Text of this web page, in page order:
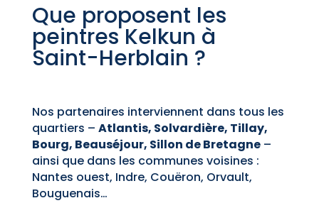
Que proposent les
peintres Kelkun à
Saint-Herblain ?
Nos partenaires interviennent dans tous les
quartiers – Atlantis, Solvardière, Tillay,
Bourg, Beauséjour, Sillon de Bretagne–
ainsi que dans les communes voisines :
Nantes ouest, Indre, Couëron, Orvault,
Bouguenais…